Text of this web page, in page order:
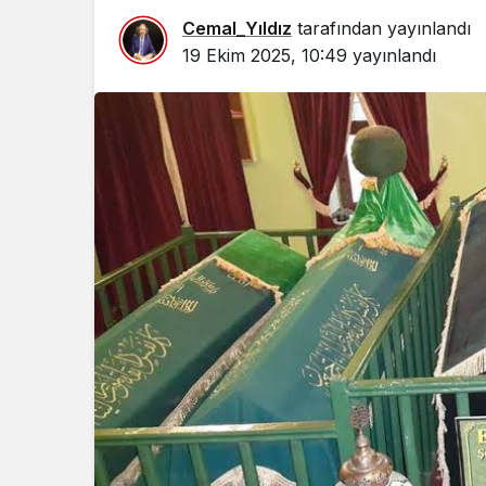
Cemal_Yıldız tarafından yayınlandı
19 Ekim 2025, 10:49 yayınlandı